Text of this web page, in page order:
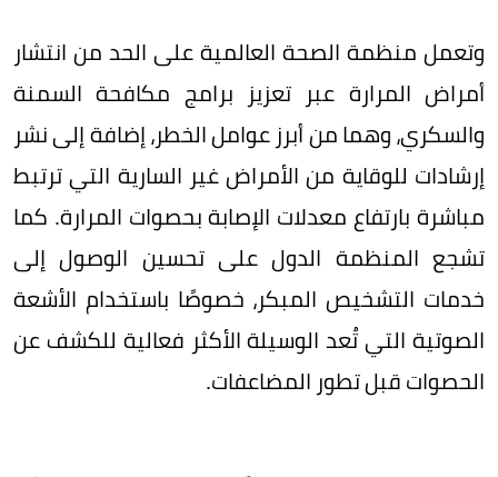
وتعمل منظمة الصحة العالمية على الحد من انتشار
أمراض المرارة عبر تعزيز برامج مكافحة السمنة
والسكري، وهما من أبرز عوامل الخطر، إضافة إلى نشر
إرشادات للوقاية من الأمراض غير السارية التي ترتبط
مباشرة بارتفاع معدلات الإصابة بحصوات المرارة. كما
تشجع المنظمة الدول على تحسين الوصول إلى
خدمات التشخيص المبكر، خصوصًا باستخدام الأشعة
الصوتية التي تُعد الوسيلة الأكثر فعالية للكشف عن
الحصوات قبل تطور المضاعفات.